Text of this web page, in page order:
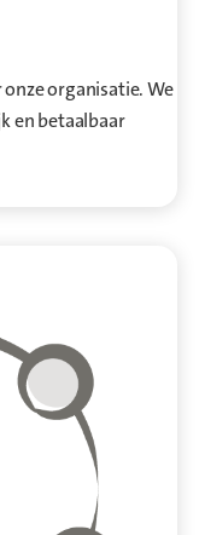
organisatie. We
en betaalbaar